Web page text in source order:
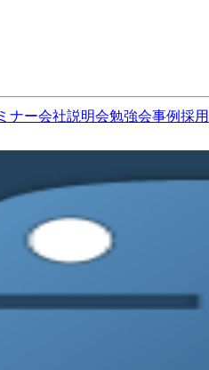
ナー会社説明会勉強会事例採用